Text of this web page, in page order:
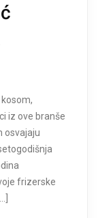
iz ove branše
osvajaju
frizerske